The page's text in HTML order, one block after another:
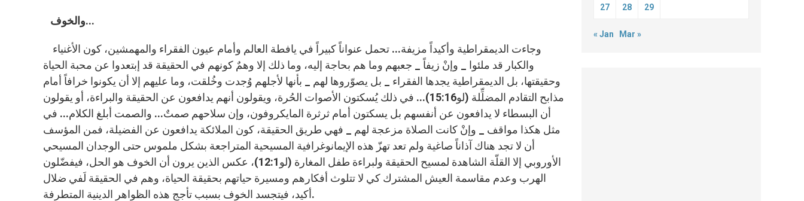
والخوف...
والكبار قد ملئوا _ وإنْ زيفاً _ جعبهم وما هم بحاجة إليه، وما ذلك إلا وهمٌ كونهم في الحقيقة قد إبتعدوا عن محبة الحياة
وحقيقتها، بل الديمقراطية يجدها الفقراء _ بل يصوّروها لهم _ بأنها لأجلهم وُجدت وخُلقت، وما عليهم إلا أن يكونوا خرافاً أمام
مذابح التقادم المضلِّلة (لو15:16)... في ذلك يُسكتون الأصوات الحُرة، ويقولون أنهم يدافعون عن الحقيقة والبراءة، أو يقولون
أن البسطاء لا يدافعون عن أنفسهم بل يسكتون أمام ثرثرة المايكروفون، وإن سلاحهم صمتٌ... والصمت أبلغ الكلام... في
مثل هكذا مواقف _ وإنْ كانت الصلاة مزعجة لهم _ فهي طريق الحقيقة، كون الملائكة يدافعون عن الفضيلة، فمن المؤسف
أن لا تجد هناك آذاناً صاغية ولم تعد تهزّ هذه الإيمانوغرافية المسيحية المتراجعة بشكل ملموس حتى الوجدان المسيحي
الأوروبي إلا القلّة الشاهدة لمسيح الحقيقة ولبراءة طفل المغارة (لو12:1)، عكس الذين يرون أن الخوف هو الحل، فيفضّلون
الهرب وعدم مقاسمة العيش المشترك كي لا تتلوث أفكارهم ومسيرة حياتهم بحقيقة الحياة، وهم في الحقيقة لَفي ضلال
أكيد، فيتجسد الخوف بسبب تأجج هذه الظواهر الدينية المتطرفة.
27 28 29
« Jan Mar »